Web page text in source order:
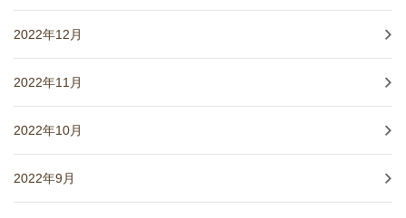
2022年12月
2022年11月
2022年10月
2022年9月